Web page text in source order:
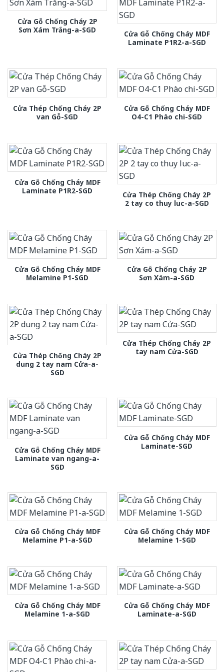
Cửa Gỗ Chống Cháy 2P
Sơn Xám Trắng-a-SGD
Cửa Gỗ Chống Cháy MDF
Laminate P1R2-a-SGD
Cửa Thép Chống Cháy 2P
van Gỗ-SGD
Cửa Gỗ Chống Cháy MDF
O4-C1 Phào chi-SGD
Cửa Gỗ Chống Cháy MDF
Laminate P1R2-SGD
Cửa Thép Chống Cháy 2P
2 tay co thuy luc-a-SGD
Cửa Gỗ Chống Cháy MDF
Melamine P1-SGD
Cửa Gỗ Chống Cháy 2P
Sơn Xám-a-SGD
Cửa Thép Chống Cháy 2P
dung 2 tay nam Cửa-a-
SGD
Cửa Thép Chống Cháy 2P
tay nam Cửa-SGD
Cửa Gỗ Chống Cháy MDF
Laminate van ngang-a-
SGD
Cửa Gỗ Chống Cháy MDF
Laminate-SGD
Cửa Gỗ Chống Cháy MDF
Melamine P1-a-SGD
Cửa Gỗ Chống Cháy MDF
Melamine 1-SGD
Cửa Gỗ Chống Cháy MDF
Melamine 1-a-SGD
Cửa Gỗ Chống Cháy MDF
Laminate-a-SGD